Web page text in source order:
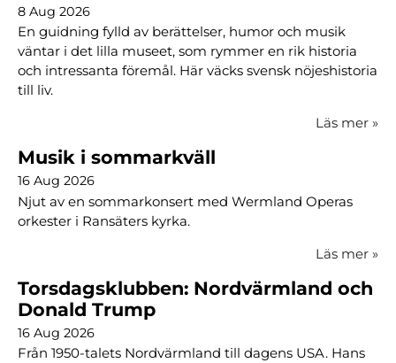
8 Aug 2026
En guidning fylld av berättelser, humor och musik
väntar i det lilla museet, som rymmer en rik historia
och intressanta föremål. Här väcks svensk nöjeshistoria
till liv.
Läs mer »
Musik i sommarkväll
16 Aug 2026
Njut av en sommarkonsert med Wermland Operas
orkester i Ransäters kyrka.
Läs mer »
Torsdagsklubben: Nordvärmland och
Donald Trump
16 Aug 2026
Från 1950-talets Nordvärmland till dagens USA. Hans